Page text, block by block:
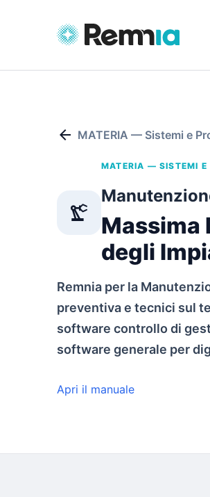
arrow_back MATERIA — Sistemi e
precision_manufacturing
MATERIA — SISTEMI E
Massima
degli
Remnia per la
preventiva e tecnici sul
software controllo di
software generale per
Apri il manuale